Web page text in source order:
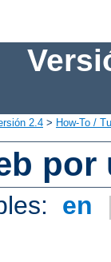
2.4 > How-To /
por
en